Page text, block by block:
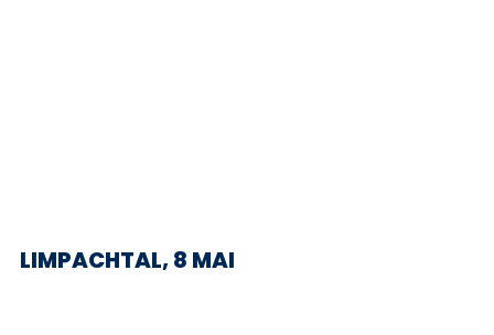
LIMPACHTAL, 8 MAI